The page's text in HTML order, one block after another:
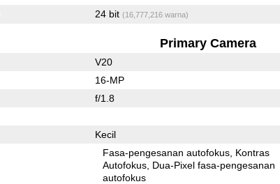
24 bit (16,777,216 warna)
Primary Camera
V20
16-MP
f/1.8
Kecil
Fasa-pengesanan autofokus Kontras
Autofokus Dua-Pixel fasa-pengesanan
autofokus